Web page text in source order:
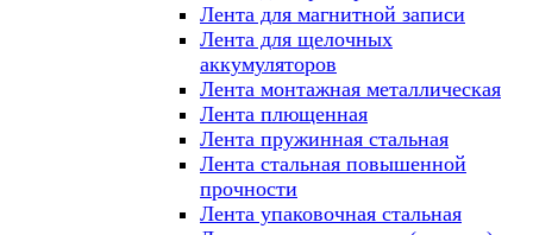
Лента для магнитной записи
Лента для щелочных
аккумуляторов
Лента монтажная металлическая
Лента плющенная
Лента пружинная стальная
Лента стальная повышенной
прочности
Лента упаковочная стальная